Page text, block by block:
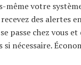
même votre
des alertes
passe chez vous
si nécessaire.